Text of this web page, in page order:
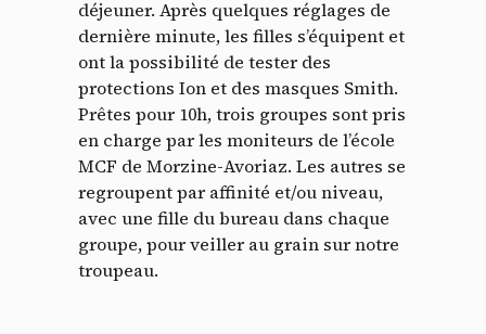
déjeuner. Après quelques réglages de
dernière minute, les filles s’équipent et
ont la possibilité de tester des
protections Ion et des masques Smith.
Prêtes pour 10h, trois groupes sont pris
en charge par les moniteurs de l’école
MCF de Morzine-Avoriaz. Les autres se
regroupent par affinité et/ou niveau,
avec une fille du bureau dans chaque
groupe, pour veiller au grain sur notre
troupeau.